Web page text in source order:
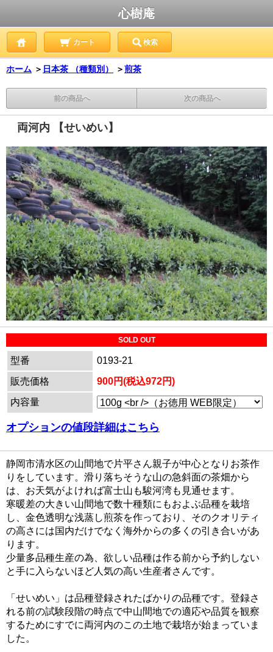
心樹庵
カート 検索
ホーム ＞ 日本茶 （種類別） ＞煎茶
前の商品へ 次の商品へ
両河内 【せいめい】
SOLD OUT
型番
0193-21
販売価格
900円(税込972円)
内容量
オプションの値段詳細はこちら
静岡市清水区の山間地で片平さん親子が中心となりお茶作
りをしています。滑り落ちそうな山の急斜面の茶畑から
は、お天気がよければ富士山も駿河湾も見通せます。
寒暖差の大きい山間地で数十種類にもおよぶ品種を栽培
し、金色透明な浅蒸し煎茶を作っており、そのクオリティ
の高さには国内だけでなく海外からの多くの引き合いがあ
ります。
少量多品種生産の為、欲しい品種は作る前から予約しない
と手に入らないほど人気の高い生産者さんです。
「せいめい」は品種登録されたばかりの品種です。登録さ
れる前の試験段階の時点で中山間地での適応や品質を観察
するためにすでに両河内のこの土地で栽培が始まっていま
した。